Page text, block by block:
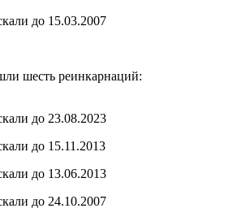
до 15.03.2007
шесть реинкарнаций:
до 23.08.2023
до 15.11.2013
до 13.06.2013
до 24.10.2007